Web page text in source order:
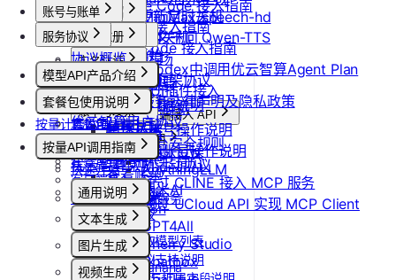
设置/更新定时关机
取消定时关机
MiniMax/speech-hd
通义千问 Qwen-TTS
Claude Code 接入指南
Codex 接入指南
OpenCode 接入指南
如何在codex中调用优云智算Agent Plan
ComfyUI插件接入
常见客户端接入 API
Dify
RAGFlow
AnythingLLM
纳米AI
n8n
GPT4All
Cherry Studio
Chatbox
MCP 说明
MCP 简介
通过 CLINE 接入 MCP 服务
通过 UCloud API 实现 MCP Client
产品介绍
产品介绍
快速开始
控制台操作
Agent广场
操作指南
模型配置
计费说明
升配与续费
到期与数据说明
账号与账单
账号注册
注册流程
注销账号
实名认证
认证概览
个人认证
高校认证
企业认证
团队管理
团队功能概览
管理员账号操作说明
团队成员账号操作说明
账单与发票
账号充值
提现规则
查看账单
开具发票
服务协议
协议概览
优云智算服务框架协议
优云智算云服务法律声明及隐私政策
优云智算用户协议
优云智算云平台安全规则
优云智算激励活动协议
模型API产品介绍
模型API服务
套餐包使用说明
套餐包快速上手
套餐计费逻辑
套餐用量统计
客户端接入
OpenClaw 云端服务
按量计费说明
按量API调用指南
快速开始
通用说明
认证鉴权
错误码
文本生成
如何获取模型列表
模型协议支持说明
图片生成
Nano Banana
视频生成